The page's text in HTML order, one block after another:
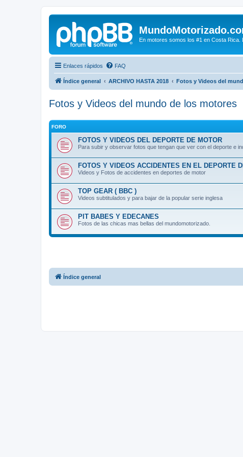
En motores somos los #1 en Costa Rica.
Enlaces rápidos FAQ
Índice general ARCHIVO HASTA 2018 Fotos y Videos del
Fotos y Videos del mundo de los motores
FORO
FOTOS Y VIDEOS DEL DEPORTE DE MOTOR
Para subir y observar fotos que tengan que ver con el deporte e
FOTOS Y VIDEOS ACCIDENTES EN EL DEPORTE
Videos y Fotos de accidentes en deportes de motor
TOP GEAR ( BBC )
Videos subtitulados y para bajar de la popular serie inglesa
PIT BABES Y EDECANES
Fotos de las chicas mas bellas del mundomotorizado.
Índice general